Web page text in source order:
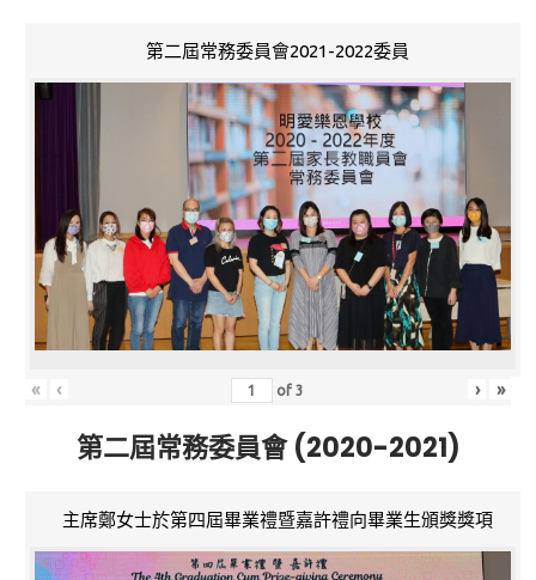
第二屆常務委員會2021-2022委員
« ‹ of3 › »
第二屆常務委員會 (2020-2021)
主席鄭女士於第四屆畢業禮暨嘉許禮向畢業生頒獎獎項